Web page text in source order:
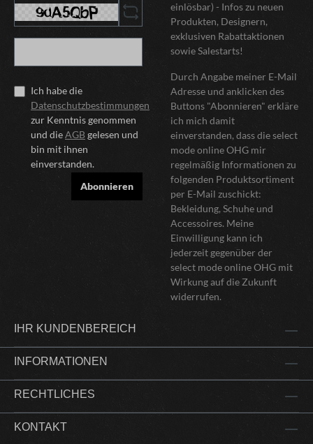
Ich habe die
Datenschutzbestimmungen
zur Kenntnis genommen
und dieAGBgelesen und
bin mit ihnen
einverstanden.
Abonnieren
einlösbar) - Infos zu neuen
Produkten, Designern,
exklusiven Rabattaktionen
sowie Salestarts!
Durch Angabe meiner E-Mail
Adresse und anklicken des
Buttons "Abonnieren" erkläre
ich mich damit
einverstanden, dass die select
mode online OHG mir
regelmäßig Informationen zu
folgenden Produktsortiment
per E-Mail zuschickt:
Bekleidung, Schuhe und
Accessoires. Meine
Einwilligung kann ich
jederzeit gegenüber der
select mode online OHG mit
Wirkung auf die Zukunft
widerrufen.
IHR KUNDENBEREICH
INFORMATIONEN
RECHTLICHES
KONTAKT